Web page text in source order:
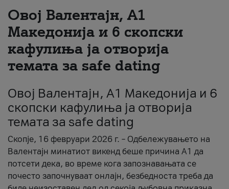
Овој Валентајн, A1
Македонија и 6 скопски
кафулиња ја отворија
темата за safe dating
Овој Валентајн, A1 Македонија и 6
скопски кафулиња ја отворија
темата за safe dating
Скопје, 16 февруари 2026 г. – Одбележувањето на
Валентајн минатиот викенд беше причина А1 да
потсети дека, во време кога запознавањата се
почесто започнуваат онлајн, безбедноста треба да